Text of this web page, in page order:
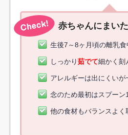
赤ちゃんにまい
生後7～8ヶ月頃の離乳食
しっかり茹でて細かく刻
アレルギーは出にくいが
念のため最初はスプーン
他の食材もバランスよく